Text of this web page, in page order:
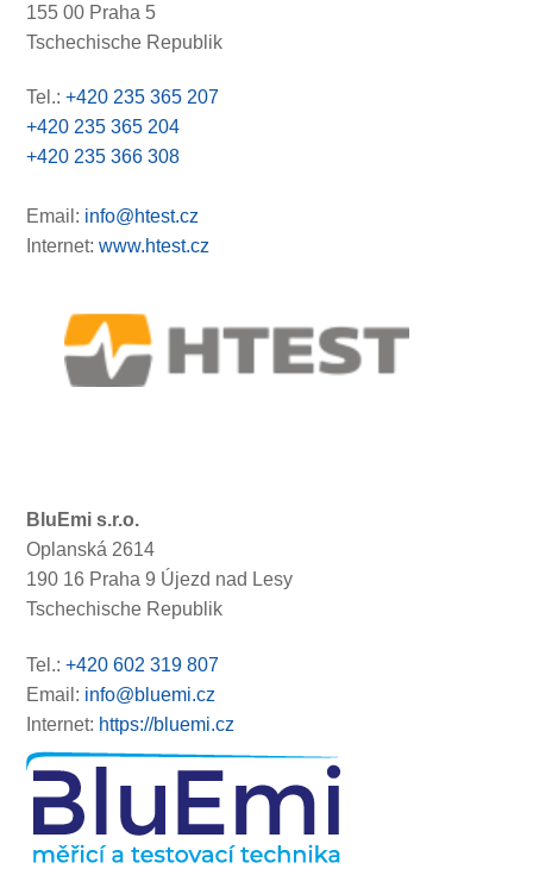
155 00 Praha 5
Tschechische Republik
Tel.:+420 235 365 207
+420 235 365 204
+420 235 366 308
Email: info@htest.cz
Internet:www.htest.cz
BluEmi s.r.o.
Oplanská 2614
190 16 Praha 9 Újezd nad Lesy
Tschechische Republik
Tel.:+420 602 319 807
Email: info@bluemi.cz
Internet: https://bluemi.cz